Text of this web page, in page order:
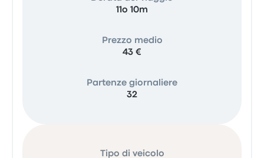
11o 10m
Prezzo medio
43 €
Partenze giornaliere
32
Tipo di veicolo